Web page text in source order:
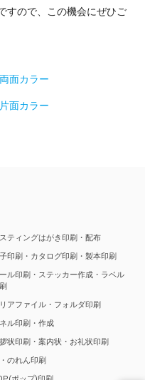
すので、この機会にぜひご
面カラー
面カラー
ティングはがき印刷・配布
印刷・カタログ印刷・製本印刷
ル印刷・ステッカー作成・ラベル
アファイル・フォルダ印刷
ル印刷・作成
状印刷・案内状・お礼状印刷
のれん印刷